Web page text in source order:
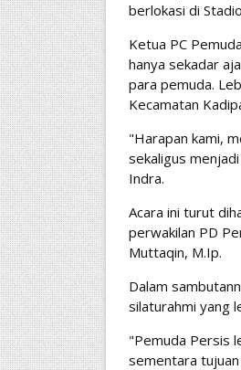
berlokasi di
Ketua PC
hanya sekadar
para pemuda.
Kecamatan
"Harapan kami,
sekaligus
Indra.
Acara ini turut
perwakilan PD
Muttaqin, M.Ip.
Dalam
silaturahmi yang
"Pemuda Persis
sementara